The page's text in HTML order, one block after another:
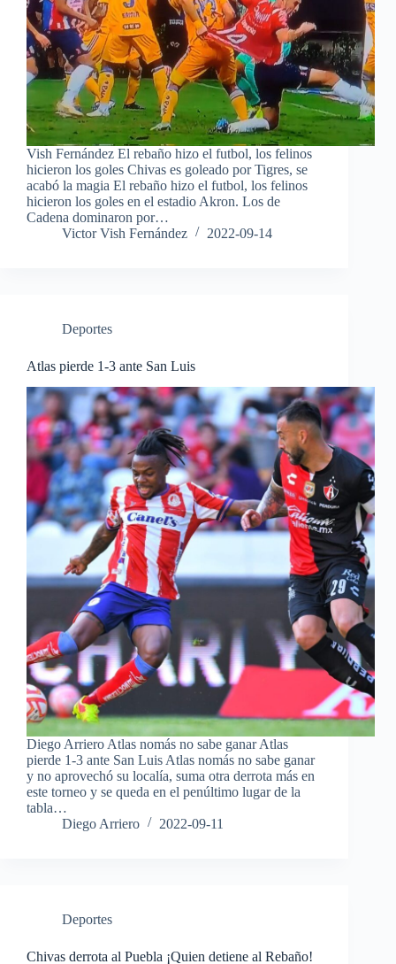
Vish Fernández El rebaño hizo el futbol, los felinos
hicieron los goles Chivas es goleado por Tigres, se
acabó la magia El rebaño hizo el futbol, los felinos
hicieron los goles en el estadio Akron. Los de
Cadena dominaron por…
Victor Vish Fernández
2022-09-14
Deportes
Atlas pierde 1-3 ante San Luis
Diego Arriero Atlas nomás no sabe ganar Atlas
pierde 1-3 ante San Luis Atlas nomás no sabe ganar
y no aprovechó su localía, suma otra derrota más en
este torneo y se queda en el penúltimo lugar de la
tabla…
Diego Arriero
2022-09-11
Deportes
Chivas derrota al Puebla ¡Quien detiene al Rebaño!